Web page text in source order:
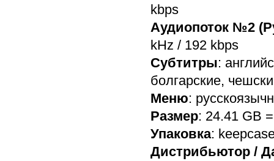
kbps
Аудиопоток №2
kHz / 192 kbps
Субтитры:
болгарские,
Меню:
Размер: 24.41 GB
Упаковка:
Дистрибьютор /